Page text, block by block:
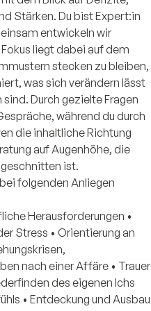
Stärken. Du bist Expert:in
entwickeln wir
liegt dabei auf dem
stecken zu bleiben,
was sich verändern lässt
Durch gezielte Fragen
während du durch
die inhaltliche Richtung
auf Augenhöhe, die
ist.
folgenden Anliegen
Herausforderungen •
Stress • Orientierung an
nach einer Affäre • Trauer
des eigenen Ichs
• Entdeckung und Ausbau